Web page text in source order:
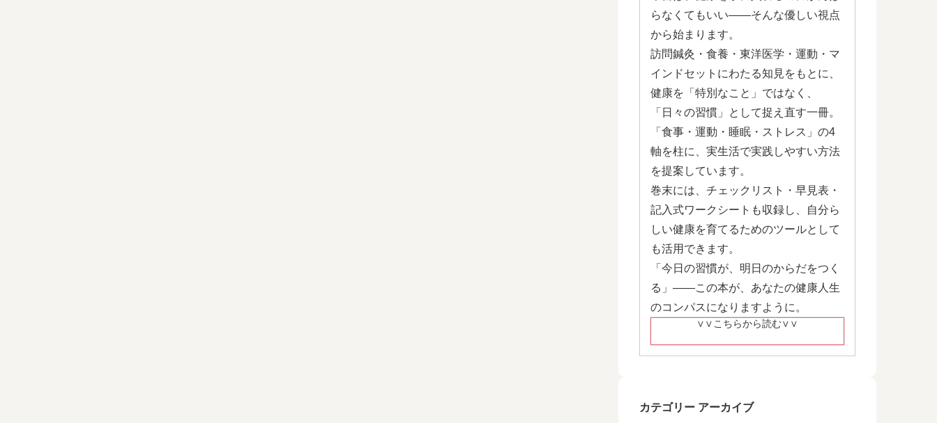
らなくてもいい——そんな優しい視点
から始まります。
訪問鍼灸・食養・東洋医学・運動・マ
インドセットにわたる知見をもとに、
健康を「特別なこと」ではなく、
「日々の習慣」として捉え直す一冊。
「食事・運動・睡眠・ストレス」の4
軸を柱に、実生活で実践しやすい方法
を提案しています。
巻末には、チェックリスト・早見表・
記入式ワークシートも収録し、自分ら
しい健康を育てるためのツールとして
も活用できます。
「今日の習慣が、明日のからだをつく
る」——この本が、あなたの健康人生
のコンパスになりますように。
∨∨こちらから読む∨∨
カテゴリー アーカイブ